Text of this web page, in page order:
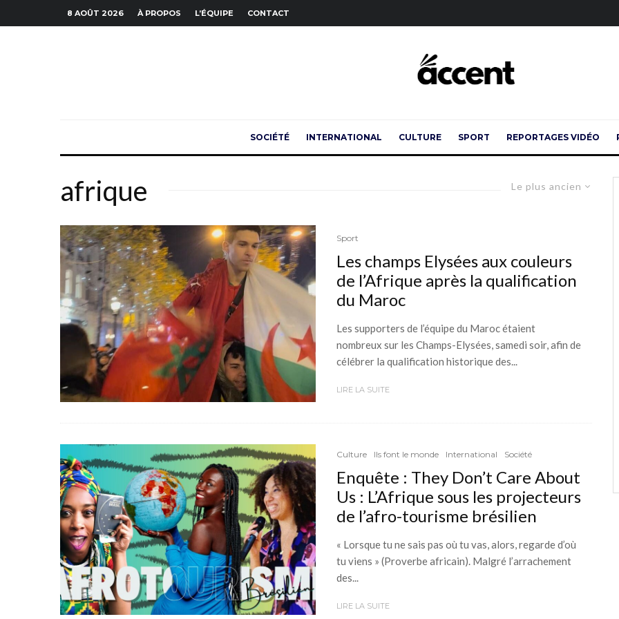
8 AOÛT 2026 À PROPOS L’ÉQUIPE CONTACT
SOCIÉTÉ INTERNATIONAL CULTURE SPORT REPORTAGES VIDÉO
Le plus ancien
afrique
Sport
Les champs Elysées aux couleurs
de l’Afrique après la qualification
du Maroc
Les supporters de l’équipe du Maroc étaient
nombreux sur les Champs-Elysées, samedi soir, afin de
célébrer la qualification historique des...
LIRE LA SUITE
Culture Ils font le monde International Société
Enquête : They Don’t Care About
Us : L’Afrique sous les projecteurs
de l’afro-tourisme brésilien
« Lorsque tu ne sais pas où tu vas, alors, regarde d’où
tu viens » (Proverbe africain). Malgré l’arrachement
des...
LIRE LA SUITE